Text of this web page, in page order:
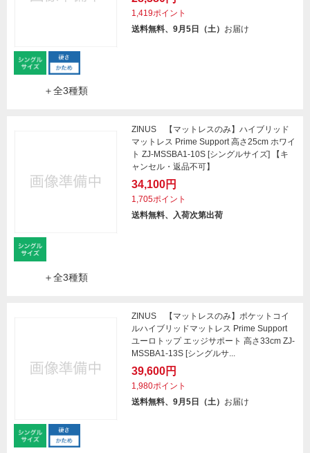
＋全3種類
1,419ポイント
送料無料、9月5日（土） お届け
＋全3種類
ZINUS 【マットレスのみ】ハイブリッド
マットレス Prime Support 高さ25cm ホワイ
ト ZJ-MSSBA1-10S [シングルサイズ] 【キ
ャンセル・返品不可】
34,100円
1,705ポイント
送料無料、入荷次第出荷
ZINUS 【マットレスのみ】ポケットコイ
ルハイブリッドマットレス Prime Support
ユーロトップ エッジサポート 高さ33cm ZJ-
MSSBA1-13S [シングルサ...
39,600円
1,980ポイント
送料無料、9月5日（土） お届け